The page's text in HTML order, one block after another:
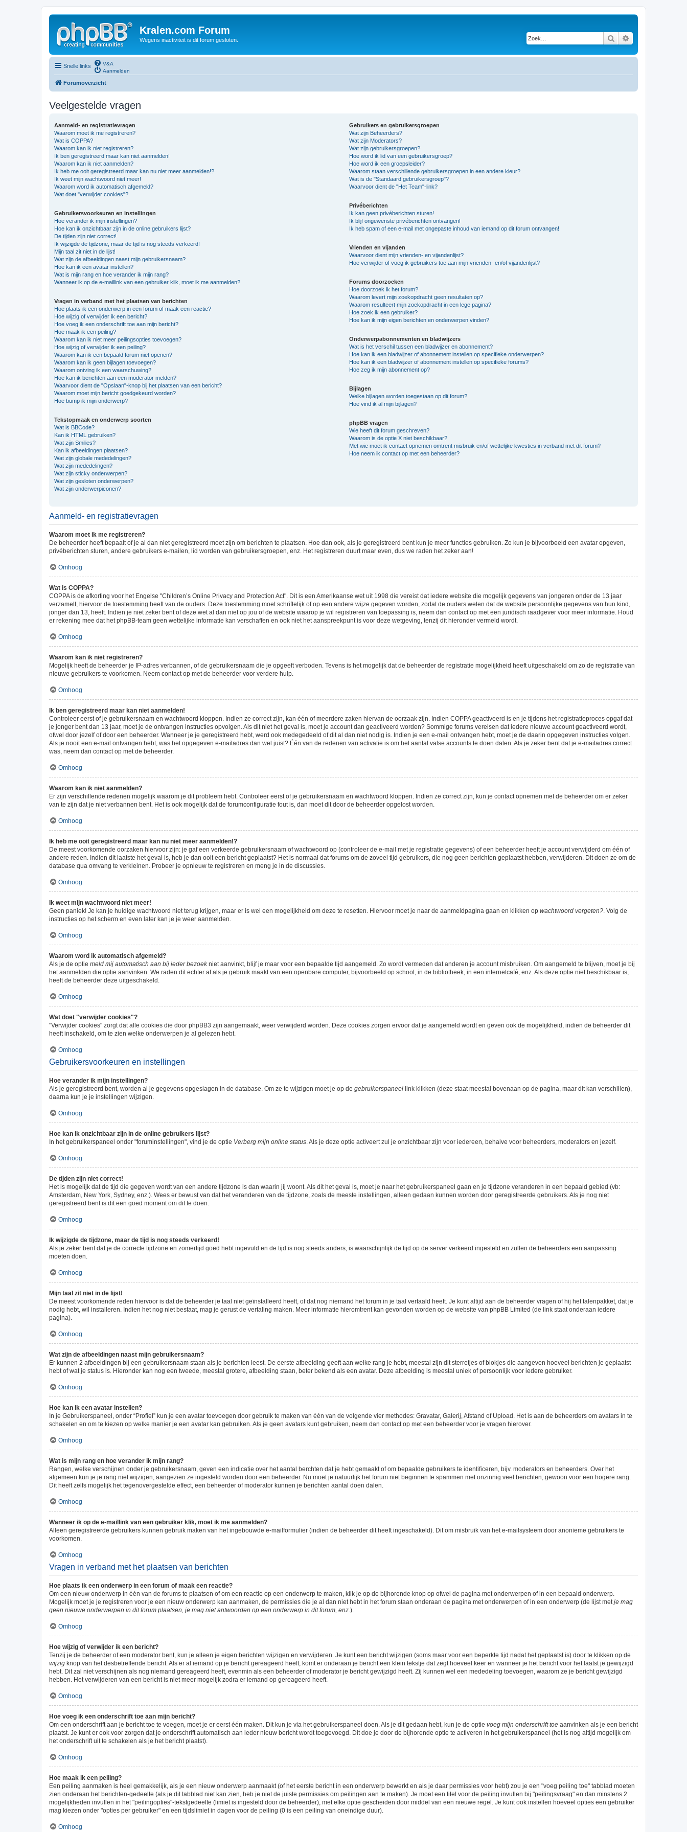
Kralen.com Forum
Wegens inactiviteit is dit forum gesloten. Zoek
Snelle links
V&A
Aanmelden
Forumoverzicht
Veelgestelde vragen
Aanmeld- en registratievragen
Waarom moet ik me registreren?
Wat is COPPA?
Waarom kan ik niet registreren?
Ik ben geregistreerd maar kan niet aanmelden!
Waarom kan ik niet aanmelden?
Ik heb me ooit geregistreerd maar kan nu niet meer aanmelden!?
Ik weet mijn wachtwoord niet meer!
Waarom word ik automatisch afgemeld?
Wat doet "verwijder cookies"?
Gebruikersvoorkeuren en instellingen
Hoe verander ik mijn instellingen?
Hoe kan ik onzichtbaar zijn in de online gebruikers lijst?
De tijden zijn niet correct!
Ik wijzigde de tijdzone, maar de tijd is nog steeds verkeerd!
Mijn taal zit niet in de lijst!
Wat zijn de afbeeldingen naast mijn gebruikersnaam?
Hoe kan ik een avatar instellen?
Wat is mijn rang en hoe verander ik mijn rang?
Wanneer ik op de e-maillink van een gebruiker klik, moet ik me aanmelden?
Vragen in verband met het plaatsen van berichten
Hoe plaats ik een onderwerp in een forum of maak een reactie?
Hoe wijzig of verwijder ik een bericht?
Hoe voeg ik een onderschrift toe aan mijn bericht?
Hoe maak ik een peiling?
Waarom kan ik niet meer peilingsopties toevoegen?
Hoe wijzig of verwijder ik een peiling?
Waarom kan ik een bepaald forum niet openen?
Waarom kan ik geen bijlagen toevoegen?
Waarom ontving ik een waarschuwing?
Hoe kan ik berichten aan een moderator melden?
Waarvoor dient de "Opslaan"-knop bij het plaatsen van een bericht?
Waarom moet mijn bericht goedgekeurd worden?
Hoe bump ik mijn onderwerp?
Tekstopmaak en onderwerp soorten
Wat is BBCode?
Kan ik HTML gebruiken?
Wat zijn Smilies?
Kan ik afbeeldingen plaatsen?
Wat zijn globale mededelingen?
Wat zijn mededelingen?
Wat zijn sticky onderwerpen?
Wat zijn gesloten onderwerpen?
Wat zijn onderwerpiconen?
Gebruikers en gebruikersgroepen
Wat zijn Beheerders?
Wat zijn Moderators?
Wat zijn gebruikersgroepen?
Hoe word ik lid van een gebruikersgroep?
Hoe word ik een groepsleider?
Waarom staan verschillende gebruikersgroepen in een andere kleur?
Wat is de "Standaard gebruikersgroep"?
Waarvoor dient de "Het Team"-link?
Privéberichten
Ik kan geen privéberichten sturen!
Ik blijf ongewenste privéberichten ontvangen!
Ik heb spam of een e-mail met ongepaste inhoud van iemand op dit forum ontvangen!
Vrienden en vijanden
Waarvoor dient mijn vrienden- en vijandenlijst?
Hoe verwijder of voeg ik gebruikers toe aan mijn vrienden- en/of vijandenlijst?
Forums doorzoeken
Hoe doorzoek ik het forum?
Waarom levert mijn zoekopdracht geen resultaten op?
Waarom resulteert mijn zoekopdracht in een lege pagina?
Hoe zoek ik een gebruiker?
Hoe kan ik mijn eigen berichten en onderwerpen vinden?
Onderwerpabonnementen en bladwijzers
Wat is het verschil tussen een bladwijzer en abonnement?
Hoe kan ik een bladwijzer of abonnement instellen op specifieke onderwerpen?
Hoe kan ik een bladwijzer of abonnement instellen op specifieke forums?
Hoe zeg ik mijn abonnement op?
Bijlagen
Welke bijlagen worden toegestaan op dit forum?
Hoe vind ik al mijn bijlagen?
phpBB vragen
Wie heeft dit forum geschreven?
Waarom is de optie X niet beschikbaar?
Met wie moet ik contact opnemen omtrent misbruik en/of wettelijke kwesties in verband met dit forum?
Hoe neem ik contact op met een beheerder?
Aanmeld- en registratievragen
Waarom moet ik me registreren?
De beheerder heeft bepaalt of je al dan niet geregistreerd moet zijn om berichten te plaatsen. Hoe dan ook, als je geregistreerd bent kun je meer functies gebruiken. Zo kun je bijvoorbeeld een avatar opgeven,
privéberichten sturen, andere gebruikers e-mailen, lid worden van gebruikersgroepen, enz. Het registreren duurt maar even, dus we raden het zeker aan!
Omhoog
Wat is COPPA?
COPPA is de afkorting voor het Engelse "Children’s Online Privacy and Protection Act". Dit is een Amerikaanse wet uit 1998 die vereist dat iedere website die mogelijk gegevens van jongeren onder de 13 jaar
verzamelt, hiervoor de toestemming heeft van de ouders. Deze toestemming moet schriftelijk of op een andere wijze gegeven worden, zodat de ouders weten dat de website persoonlijke gegevens van hun kind,
jonger dan 13, heeft. Indien je niet zeker bent of deze wet al dan niet op jou of de website waarop je wil registreren van toepassing is, neem dan contact op met een juridisch raadgever voor meer informatie. Houd
er rekening mee dat het phpBB-team geen wettelijke informatie kan verschaffen en ook niet het aanspreekpunt is voor deze wetgeving, tenzij dit hieronder vermeld wordt.
Omhoog
Waarom kan ik niet registreren?
Mogelijk heeft de beheerder je IP-adres verbannen, of de gebruikersnaam die je opgeeft verboden. Tevens is het mogelijk dat de beheerder de registratie mogelijkheid heeft uitgeschakeld om zo de registratie van
nieuwe gebruikers te voorkomen. Neem contact op met de beheerder voor verdere hulp.
Omhoog
Ik ben geregistreerd maar kan niet aanmelden!
Controleer eerst of je gebruikersnaam en wachtwoord kloppen. Indien ze correct zijn, kan één of meerdere zaken hiervan de oorzaak zijn. Indien COPPA geactiveerd is en je tijdens het registratieproces opgaf dat
je jonger bent dan 13 jaar, moet je de ontvangen instructies opvolgen. Als dit niet het geval is, moet je account dan geactiveerd worden? Sommige forums vereisen dat iedere nieuwe account geactiveerd wordt,
ofwel door jezelf of door een beheerder. Wanneer je je geregistreerd hebt, werd ook medegedeeld of dit al dan niet nodig is. Indien je een e-mail ontvangen hebt, moet je de daarin opgegeven instructies volgen.
Als je nooit een e-mail ontvangen hebt, was het opgegeven e-mailadres dan wel juist? Één van de redenen van activatie is om het aantal valse accounts te doen dalen. Als je zeker bent dat je e-mailadres correct
was, neem dan contact op met de beheerder.
Omhoog
Waarom kan ik niet aanmelden?
Er zijn verschillende redenen mogelijk waarom je dit probleem hebt. Controleer eerst of je gebruikersnaam en wachtwoord kloppen. Indien ze correct zijn, kun je contact opnemen met de beheerder om er zeker
van te zijn dat je niet verbannen bent. Het is ook mogelijk dat de forumconfiguratie fout is, dan moet dit door de beheerder opgelost worden.
Omhoog
Ik heb me ooit geregistreerd maar kan nu niet meer aanmelden!?
De meest voorkomende oorzaken hiervoor zijn: je gaf een verkeerde gebruikersnaam of wachtwoord op (controleer de e-mail met je registratie gegevens) of een beheerder heeft je account verwijderd om één of
andere reden. Indien dit laatste het geval is, heb je dan ooit een bericht geplaatst? Het is normaal dat forums om de zoveel tijd gebruikers, die nog geen berichten geplaatst hebben, verwijderen. Dit doen ze om de
database qua omvang te verkleinen. Probeer je opnieuw te registreren en meng je in de discussies.
Omhoog
Ik weet mijn wachtwoord niet meer!
Geen paniek! Je kan je huidige wachtwoord niet terug krijgen, maar er is wel een mogelijkheid om deze te resetten. Hiervoor moet je naar de aanmeldpagina gaan en klikken op wachtwoord vergeten? . Volg de
instructies op het scherm en even later kan je je weer aanmelden.
Omhoog
Waarom word ik automatisch afgemeld?
Als je de optie meld mij automatisch aan bij ieder bezoekniet aanvinkt, blijf je maar voor een bepaalde tijd aangemeld. Zo wordt vermeden dat anderen je account misbruiken. Om aangemeld te blijven, moet je bij
het aanmelden die optie aanvinken. We raden dit echter af als je gebruik maakt van een openbare computer, bijvoorbeeld op school, in de bibliotheek, in een internetcafé, enz. Als deze optie niet beschikbaar is,
heeft de beheerder deze uitgeschakeld.
Omhoog
Wat doet "verwijder cookies"?
"Verwijder cookies" zorgt dat alle cookies die door phpBB3 zijn aangemaakt, weer verwijderd worden. Deze cookies zorgen ervoor dat je aangemeld wordt en geven ook de mogelijkheid, indien de beheerder dit
heeft inschakeld, om te zien welke onderwerpen je al gelezen hebt.
Omhoog
Gebruikersvoorkeuren en instellingen
Hoe verander ik mijn instellingen?
Als je geregistreerd bent, worden al je gegevens opgeslagen in de database. Om ze te wijzigen moet je op de gebruikerspaneel link klikken (deze staat meestal bovenaan op de pagina, maar dit kan verschillen),
daarna kun je je instellingen wijzigen.
Omhoog
Hoe kan ik onzichtbaar zijn in de online gebruikers lijst?
In het gebruikerspaneel onder "foruminstellingen", vind je de optie Verberg mijn online status . Als je deze optie activeert zul je onzichtbaar zijn voor iedereen, behalve voor beheerders, moderators en jezelf.
Omhoog
De tijden zijn niet correct!
Het is mogelijk dat de tijd die gegeven wordt van een andere tijdzone is dan waarin jij woont. Als dit het geval is, moet je naar het gebruikerspaneel gaan en je tijdzone veranderen in een bepaald gebied (vb:
Amsterdam, New York, Sydney, enz.). Wees er bewust van dat het veranderen van de tijdzone, zoals de meeste instellingen, alleen gedaan kunnen worden door geregistreerde gebruikers. Als je nog niet
geregistreerd bent is dit een goed moment om dit te doen.
Omhoog
Ik wijzigde de tijdzone, maar de tijd is nog steeds verkeerd!
Als je zeker bent dat je de correcte tijdzone en zomertijd goed hebt ingevuld en de tijd is nog steeds anders, is waarschijnlijk de tijd op de server verkeerd ingesteld en zullen de beheerders een aanpassing
moeten doen.
Omhoog
Mijn taal zit niet in de lijst!
De meest voorkomende reden hiervoor is dat de beheerder je taal niet geïnstalleerd heeft, of dat nog niemand het forum in je taal vertaald heeft. Je kunt altijd aan de beheerder vragen of hij het talenpakket, dat je
nodig hebt, wil installeren. Indien het nog niet bestaat, mag je gerust de vertaling maken. Meer informatie hieromtrent kan gevonden worden op de website van phpBB Limited (de link staat onderaan iedere
pagina).
Omhoog
Wat zijn de afbeeldingen naast mijn gebruikersnaam?
Er kunnen 2 afbeeldingen bij een gebruikersnaam staan als je berichten leest. De eerste afbeelding geeft aan welke rang je hebt, meestal zijn dit sterretjes of blokjes die aangeven hoeveel berichten je geplaatst
hebt of wat je status is. Hieronder kan nog een tweede, meestal grotere, afbeelding staan, beter bekend als een avatar. Deze afbeelding is meestal uniek of persoonlijk voor iedere gebruiker.
Omhoog
Hoe kan ik een avatar instellen?
In je Gebruikerspaneel, onder “Profiel” kun je een avatar toevoegen door gebruik te maken van één van de volgende vier methodes: Gravatar, Galerij, Afstand of Upload. Het is aan de beheerders om avatars in te
schakelen en om te kiezen op welke manier je een avatar kan gebruiken. Als je geen avatars kunt gebruiken, neem dan contact op met een beheerder voor je vragen hierover.
Omhoog
Wat is mijn rang en hoe verander ik mijn rang?
Rangen, welke verschijnen onder je gebruikersnaam, geven een indicatie over het aantal berchten dat je hebt gemaakt of om bepaalde gebruikers te identificeren, bijv. moderators en beheerders. Over het
algemeen kun je je rang niet wijzigen, aangezien ze ingesteld worden door een beheerder. Nu moet je natuurlijk het forum niet beginnen te spammen met onzinnig veel berichten, gewoon voor een hogere rang.
Dit heeft zelfs mogelijk het tegenovergestelde effect, een beheerder of moderator kunnen je berichten aantal doen dalen.
Omhoog
Wanneer ik op de e-maillink van een gebruiker klik, moet ik me aanmelden?
Alleen geregistreerde gebruikers kunnen gebruik maken van het ingebouwde e-mailformulier (indien de beheerder dit heeft ingeschakeld). Dit om misbruik van het e-mailsysteem door anonieme gebruikers te
voorkomen.
Omhoog
Vragen in verband met het plaatsen van berichten
Hoe plaats ik een onderwerp in een forum of maak een reactie?
Om een nieuw onderwerp in één van de forums te plaatsen of om een reactie op een onderwerp te maken, klik je op de bijhorende knop op ofwel de pagina met onderwerpen of in een bepaald onderwerp.
Mogelijk moet je je registreren voor je een nieuw onderwerp kan aanmaken, de permissies die je al dan niet hebt in het forum staan onderaan de pagina met onderwerpen of in een onderwerp (de lijst met je mag
geen nieuwe onderwerpen in dit forum plaatsen, je mag niet antwoorden op een onderwerp in dit forum, enz. ).
Omhoog
Hoe wijzig of verwijder ik een bericht?
Tenzij je de beheerder of een moderator bent, kun je alleen je eigen berichten wijzigen en verwijderen. Je kunt een bericht wijzigen (soms maar voor een beperkte tijd nadat het geplaatst is) door te klikken op de
wijzig knop van het desbetreffende bericht. Als er al iemand op je bericht gereageerd heeft, komt er onderaan je bericht een klein tekstje dat zegt hoeveel keer en wanneer je het bericht voor het laatst je gewijzigd
hebt. Dit zal niet verschijnen als nog niemand gereageerd heeft, evenmin als een beheerder of moderator je bericht gewijzigd heeft. Zij kunnen wel een mededeling toevoegen, waarom ze je bericht gewijzigd
hebben. Het verwijderen van een bericht is niet meer mogelijk zodra er iemand op gereageerd heeft.
Omhoog
Hoe voeg ik een onderschrift toe aan mijn bericht?
Om een onderschrift aan je bericht toe te voegen, moet je er eerst één maken. Dit kun je via het gebruikerspaneel doen. Als je dit gedaan hebt, kun je de optie voeg mijn onderschrift toe aanvinken als je een bericht
plaatst. Je kunt er ook voor zorgen dat je onderschrift automatisch aan ieder nieuw bericht wordt toegevoegd. Dit doe je door de bijhorende optie te activeren in het gebruikerspaneel (het is nog altijd mogelijk om
het onderschrift uit te schakelen als je het bericht plaatst).
Omhoog
Hoe maak ik een peiling?
Een peiling aanmaken is heel gemakkelijk, als je een nieuw onderwerp aanmaakt (of het eerste bericht in een onderwerp bewerkt en als je daar permissies voor hebt) zou je een "voeg peiling toe" tabblad moeten
zien onderaan het berichten-gedeelte (als je dit tabblad niet kan zien, heb je niet de juiste permissies om peilingen aan te maken). Je moet een titel voor de peiling invullen bij "peilingsvraag" en dan minstens 2
mogelijkheden invullen in het "peilingopties"-tekstgedeelte (limiet is ingesteld door de beheerder), met elke optie gescheiden door middel van een nieuwe regel. Je kunt ook instellen hoeveel opties een gebruiker
mag kiezen onder "opties per gebruiker" en een tijdslimiet in dagen voor de peiling (0 is een peiling van oneindige duur).
Omhoog